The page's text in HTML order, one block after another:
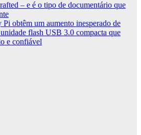
– e é o tipo de documentário que
obtêm um aumento inesperado de
flash USB 3.0 compacta que
e confiável